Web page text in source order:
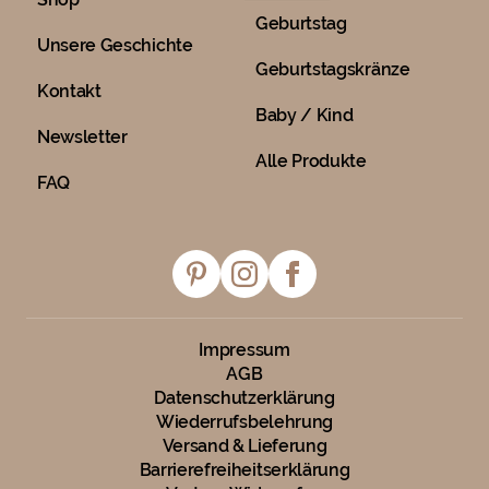
Unsere Geschichte
Kontakt
Newsletter
FAQ
Geburtstag
Geburtstagskränze
Baby / Kind
Alle Produkte
Impressum
AGB
Datenschutzerklärung
Wiederrufsbelehrung
Versand & Lieferung
Barrierefreiheitserklärung